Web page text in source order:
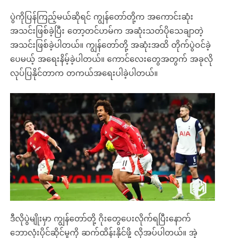
ပွဲကိုပြန်ကြည့်မယ်ဆိုရင် ကျွန်တော်တို့က အကောင်းဆုံး
အသင်းဖြစ်ခဲ့ပြီး တော့တင်ဟမ်က အဆုံးသတ်ပိုသေချာတဲ့
အသင်းဖြစ်ခဲ့ပါတယ်။ ကျွန်တော်တို့ အဆုံးအထိ တိုက်ပွဲဝင်ခဲ့
ပေမယ့် အရေးနိမ့်ခဲ့ပါတယ်။ ကောင်လေးတွေအတွက် အခုလို
လုပ်ပြနိုင်တာက တကယ်အရေးပါခဲ့ပါတယ်။
ဒီလိုပွဲမျိုးမှာ ကျွန်တော်တို့ ဂိုးတွေပေးလိုက်ရပြီးနောက်
ဘောလုံးပိုင်ဆိုင်မှုကို ဆက်ထိန်းနိုင်ဖို့ လိုအပ်ပါတယ်။ အဲ့